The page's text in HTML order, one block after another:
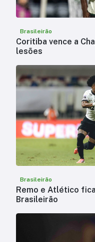
Brasileirão
Coritiba vence a Chapecoense em jogos com
lesões
Brasileirão
Remo e Atlético
Brasileirão